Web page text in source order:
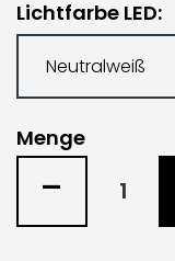
Lichtfarbe LED
Menge
-